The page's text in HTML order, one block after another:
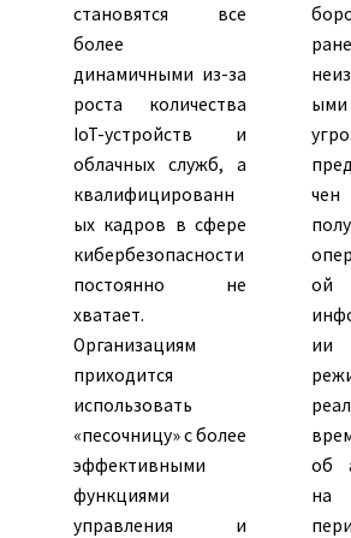
становятся все
более
динамичными из-за
роста количества
IoT-устройств и
облачных служб, а
квалифицированн
ых кадров в сфере
кибербезопасности
постоянно не
хватает.
Организациям
приходится
использовать
«песочницу» с более
эффективными
функциями
управления и
ыми
ой
об
на